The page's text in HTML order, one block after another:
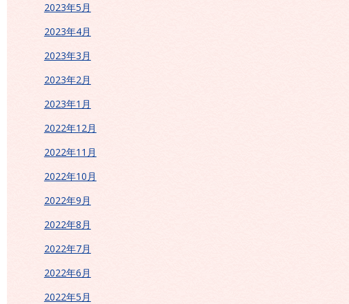
2023年5月
2023年4月
2023年3月
2023年2月
2023年1月
2022年12月
2022年11月
2022年10月
2022年9月
2022年8月
2022年7月
2022年6月
2022年5月